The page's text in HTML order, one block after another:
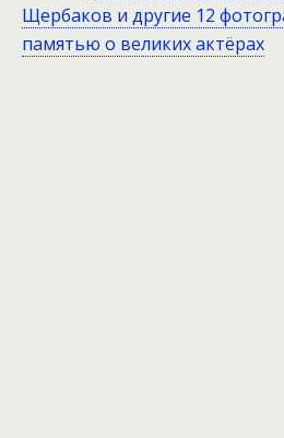
Щербаков и другие 12
памятью о великих актёрах